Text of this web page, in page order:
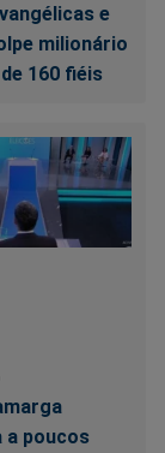
e
milionário
160 fiéis
a poucos